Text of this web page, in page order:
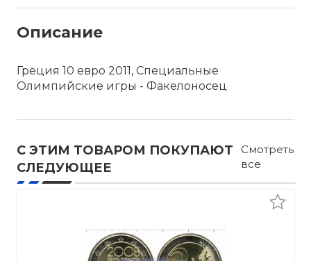
Описание
Греция 10 евро 2011, Специальные
Олимпийские игры - Факелоносец
С ЭТИМ ТОВАРОМ ПОКУПАЮТ
СЛЕДУЮЩЕЕ
Смотреть
все